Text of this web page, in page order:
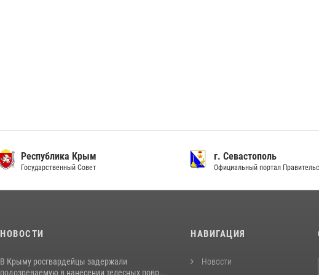
Республика Крым
Государственный Совет
г. Севастополь
Официальный портал
НОВОСТИ
В Крыму росгвардейцы задержали
подозреваемую в нанесении телесных повр...
НАВИГАЦИЯ
Новости